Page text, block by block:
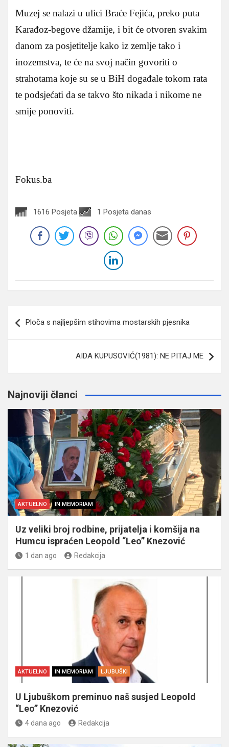
Muzej se nalazi u ulici Braće Fejića, preko puta
Karađoz-begove džamije, i bit će otvoren svakim
danom za posjetitelje kako iz zemlje tako i
inozemstva, te će na svoj način govoriti o
strahotama koje su se u BiH događale tokom rata
te podsjećati da se takvo što nikada i nikome ne
smije ponoviti.
Fokus.ba
1616 Posjeta 1 Posjeta danas
članaka
Ploča s najljepšim stihovima mostarskih pjesnika
AIDA KUPUSOVIĆ(1981): NE PITAJ ME
Najnoviji članci
AKTUELNO IN MEMORIAM
Uz veliki broj rodbine, prijatelja i komšija na
Humcu ispraćen Leopold “Leo” Knezović
1 dan ago Redakcija
AKTUELNO IN MEMORIAM LJUBUŠKI
U Ljubuškom preminuo naš susjed Leopold
“Leo” Knezović
4 dana ago Redakcija